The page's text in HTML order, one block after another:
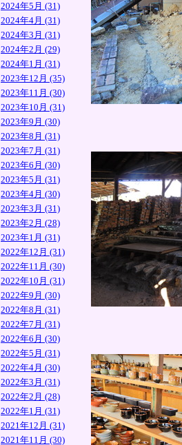
2024年5月 (31)
2024年4月 (31)
2024年3月 (31)
2024年2月 (29)
2024年1月 (31)
2023年12月 (35)
2023年11月 (30)
2023年10月 (31)
2023年9月 (30)
2023年8月 (31)
2023年7月 (31)
2023年6月 (30)
2023年5月 (31)
2023年4月 (30)
2023年3月 (31)
2023年2月 (28)
2023年1月 (31)
2022年12月 (31)
2022年11月 (30)
2022年10月 (31)
2022年9月 (30)
2022年8月 (31)
2022年7月 (31)
2022年6月 (30)
2022年5月 (31)
2022年4月 (30)
2022年3月 (31)
2022年2月 (28)
2022年1月 (31)
2021年12月 (31)
2021年11月 (30)